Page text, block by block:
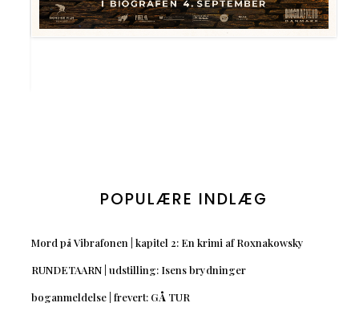
POPULÆRE INDLÆG
Mord på Vibrafonen | kapitel 2: En krimi af Roxnakowsky
RUNDETAARN | udstilling: Isens brydninger
boganmeldelse | frevert: GÅ TUR